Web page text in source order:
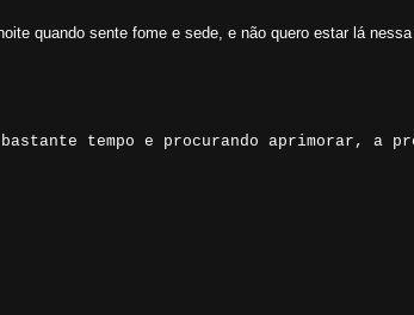
quando sente fome e sede, e não quero estar lá nessa
tempo e procurando aprimorar, a